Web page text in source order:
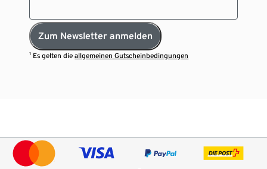
Zum Newsletter anmelden
¹ Es gelten dieallgemeinen Gutscheinbedingungen